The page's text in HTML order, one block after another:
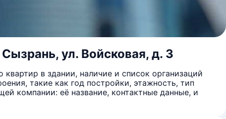
ул. Войсковая, д. 3
в здании, наличие и список организаций
такие как год постройки, этажность, тип
компании: её название, контактные данные, и